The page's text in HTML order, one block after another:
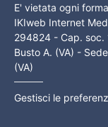
E' vietata ogni
IKIweb Internet
294824 - Cap. soc.
Busto A. (VA) -
(VA)
Gestisci le